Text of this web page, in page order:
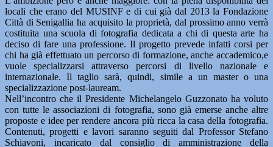
locali che erano del MUSINF e di cui già dal 2013 la Fondazione
Città di Senigallia ha acquisito la proprietà, dal prossimo anno verrà
costituita una scuola di fotografia dedicata a chi di questa arte ha
deciso di fare una professione. Il progetto prevede infatti corsi per
chi ha già effettuato un percorso di formazione, anche accademico,e
vuole specializzarsi attraverso percorsi di livello nazionale e
internazionale. Il taglio sarà, quindi, simile a un master o una
specializzazione post-lauream.
Nell’incontro che il Presidente Michelangelo Guzzonato ha voluto
con tutte le associazioni di fotografia, sono già emerse anche altre
proposte e idee per rendere ancora più ricca la casa della fotografia.
Contenuti, progetti e lavori saranno seguiti dal Professor Stefano
Schiavoni, incaricato dal consiglio di amministrazione della